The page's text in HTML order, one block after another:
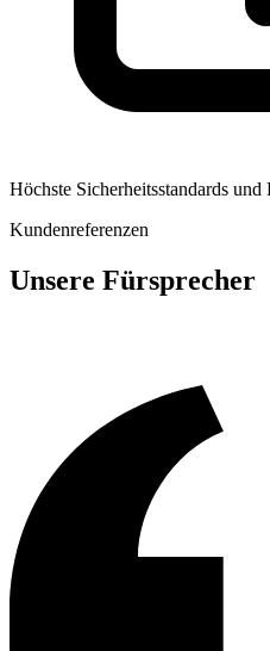
Höchste Sicherheitsstandards und
Kundenreferenzen
Unsere Fürsprecher